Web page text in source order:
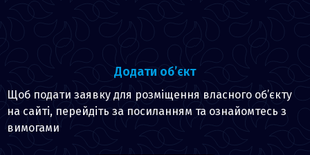
Додати об’єкт
Щоб подати заявку для розміщення власного об’єкту
на сайті, перейдіть за посиланням та ознайомтесь з
вимогами